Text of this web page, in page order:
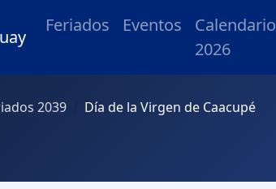
Feriados Eventos
Calendario
2026
2039 Día de la Virgen de Caacupé